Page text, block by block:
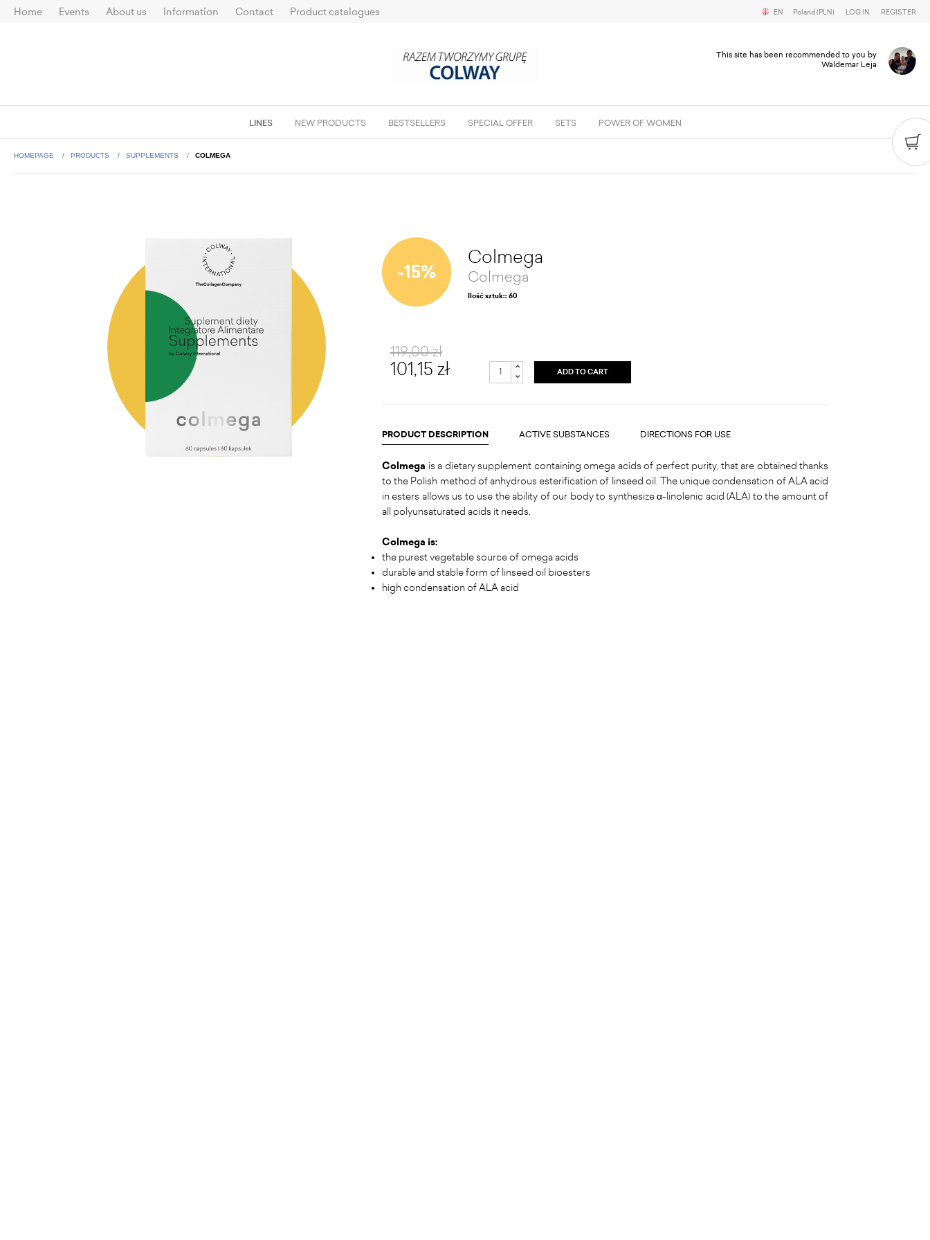
Home Events About us Information Contact Product catalogues EN Poland (PLN) LOG IN REGISTER
This site has been recommended to you by
Waldemar Leja
LINES NEW PRODUCTS BESTSELLERS SPECIAL OFFER SETS POWER OF WOMEN
HOMEPAGE PRODUCTS SUPPLEMENTS COLMEGA
-15%
Colmega
Colmega
Ilość sztuk:: 60
101,15 zł
119,00 zł
ADD TO CART
PRODUCT DESCRIPTION ACTIVE SUBSTANCES DIRECTIONS FOR USE
Colmega is a dietary supplement containing omega acids of perfect purity, that are obtained thanks
to the Polish method of anhydrous esterification of linseed oil. The unique condensation of ALA acid
in esters allows us to use the ability of our body to synthesize α-linolenic acid (ALA) to the amount of
all polyunsaturated acids it needs.
Colmega is:
the purest vegetable source of omega acids
durable and stable form of linseed oil bioesters
high condensation of ALA acid